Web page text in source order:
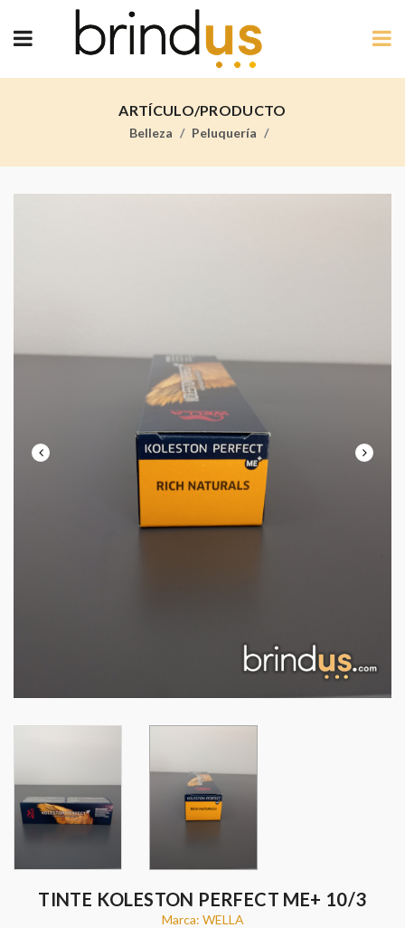
ARTÍCULO/PRODUCTO
Belleza Peluquería
TINTE KOLESTON PERFECT ME+ 10/3
Marca: WELLA